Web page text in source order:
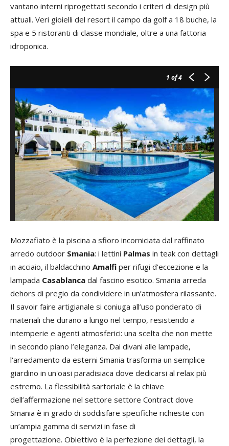
vantano interni riprogettati secondo i criteri di design più
attuali. Veri gioielli del resort il campo da golf a 18 buche, la
spa e 5 ristoranti di classe mondiale, oltre a una fattoria
idroponica.
1 of 4
Mozzafiato è la piscina a sfioro incorniciata dal raffinato
arredo outdoor Smania: i lettini Palmas in teak con dettagli
in acciaio, il baldacchino Amalfi per rifugi d’eccezione e la
lampada Casablanca dal fascino esotico. Smania arreda
dehors di pregio da condividere in un’atmosfera rilassante.
Il savoir faire artigianale si coniuga all’uso ponderato di
materiali che durano a lungo nel tempo, resistendo a
intemperie e agenti atmosferici: una scelta che non mette
in secondo piano l’eleganza. Dai divani alle lampade,
l'arredamento da esterni Smania trasforma un semplice
giardino in un'oasi paradisiaca dove dedicarsi al relax più
estremo. La flessibilità sartoriale è la chiave
dell’affermazione nel settore settore Contract dove
Smania è in grado di soddisfare specifiche richieste con
un’ampia gamma di servizi in fase di
progettazione. Obiettivo è la perfezione dei dettagli, la